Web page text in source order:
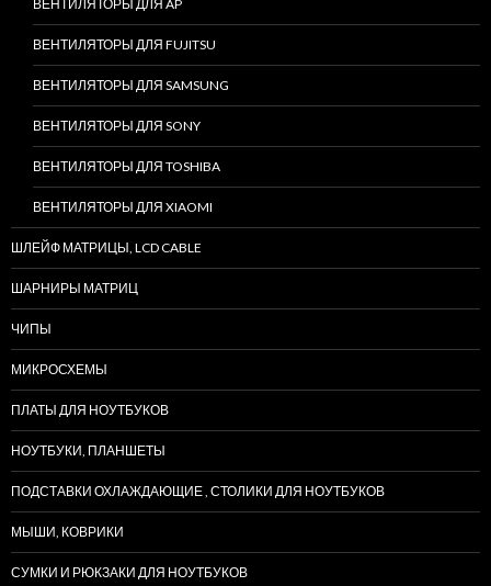
ВЕНТИЛЯТОРЫ ДЛЯ AP
ВЕНТИЛЯТОРЫ ДЛЯ FUJITSU
ВЕНТИЛЯТОРЫ ДЛЯ SAMSUNG
ВЕНТИЛЯТОРЫ ДЛЯ SONY
ВЕНТИЛЯТОРЫ ДЛЯ TOSHIBA
ВЕНТИЛЯТОРЫ ДЛЯ XIAOMI
ШЛЕЙФ МАТРИЦЫ, LCD CABLE
ШАРНИРЫ МАТРИЦ
ЧИПЫ
МИКРОСХЕМЫ
ПЛАТЫ ДЛЯ НОУТБУКОВ
НОУТБУКИ, ПЛАНШЕТЫ
ПОДСТАВКИ ОХЛАЖДАЮЩИЕ , СТОЛИКИ ДЛЯ НОУТБУКОВ
МЫШИ, КОВРИКИ
СУМКИ И РЮКЗАКИ ДЛЯ НОУТБУКОВ